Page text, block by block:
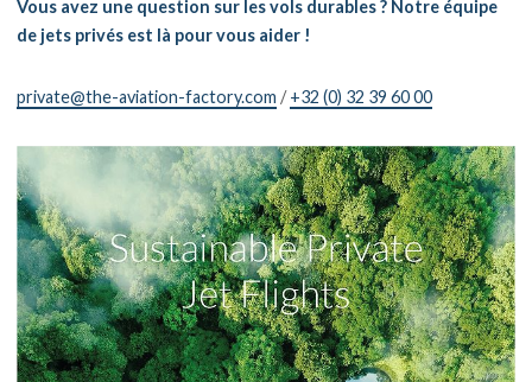
Vous avez une question sur les vols durables ? Notre équipe
de jets privés est là pour vous aider !
private@the-aviation-factory.com /+32 (0) 32 39 60 00